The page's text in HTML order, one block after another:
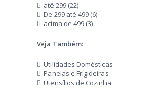
até 299 (22)
De 299 até 499 (6)
acima de 499 (3)
Veja Também:
Utilidades Domésticas
Panelas e Frigideiras
Utensílios de Cozinha